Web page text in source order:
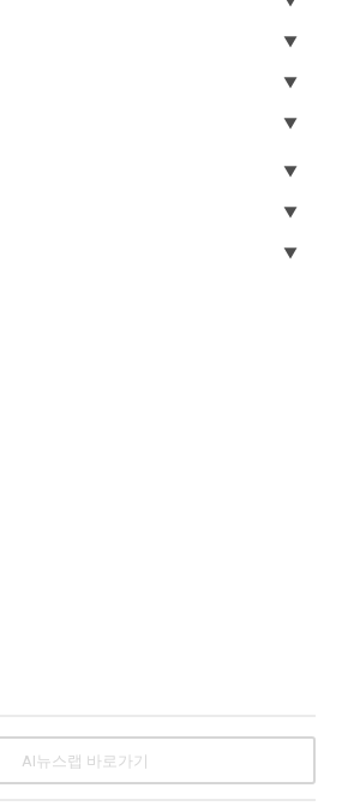
AI뉴스랩 바로가기